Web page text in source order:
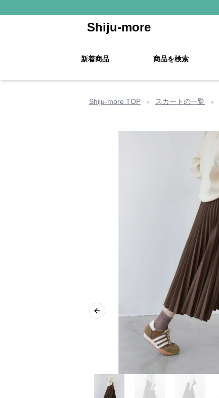
Shiju-more
新着商品 商品を検索
Shiju-more TOP › スカートの一覧 ›
Previous slide